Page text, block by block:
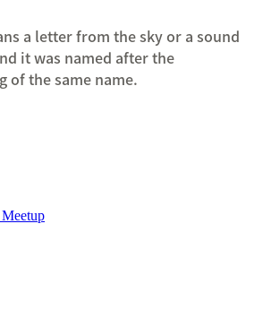
a letter from the sky or a sound
it was named after the
of the same name.